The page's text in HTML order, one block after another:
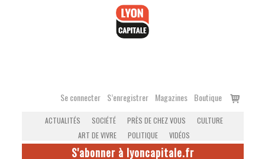
Se connecter S’enregistrer Magazines Boutique
Voir
ACTUALITÉS SOCIÉTÉ PRÈS DE CHEZ VOUS
CULTURE
ART DE VIVRE
POLITIQUE VIDÉOS
S'abonner à lyoncapitale.fr